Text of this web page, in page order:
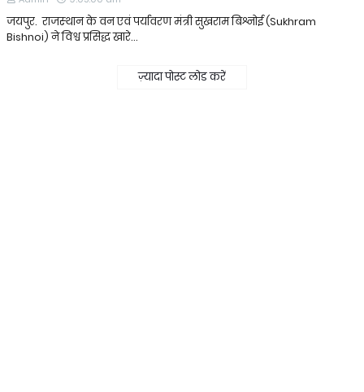
जयपुर. राजस्‍थान के वन एवं पर्यावरण मंत्री सुखराम बिश्नोई (Sukhram
Bishnoi) ने विश्व प्रसिद्ध खारे…
ज़्यादा पोस्ट लोड करें